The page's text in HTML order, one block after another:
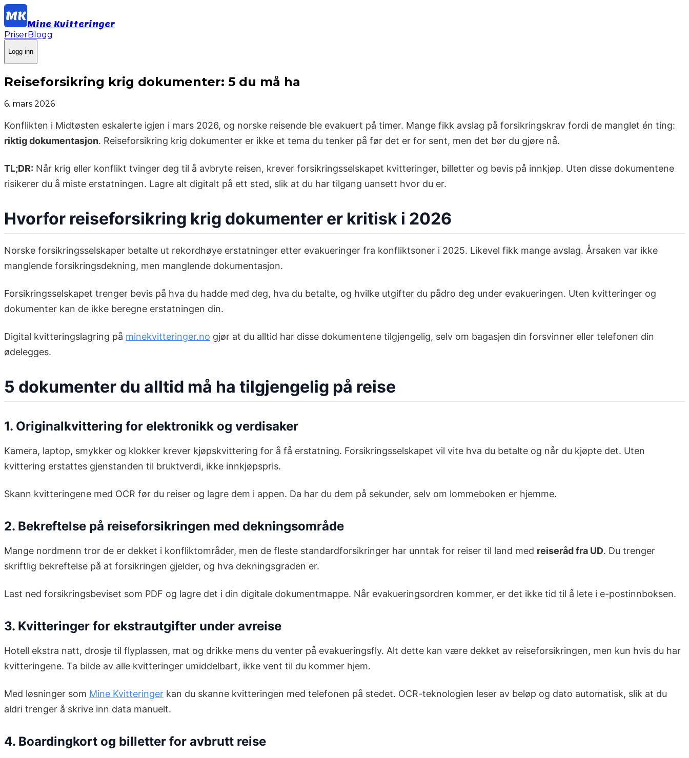
Mine Kvitteringer
PriserBlogg
Logg inn
Reiseforsikring krig dokumenter: 5 du må ha
6. mars 2026
Konflikten i Midtøsten eskalerte igjen i mars 2026, og norske reisende ble evakuert på timer. Mange fikk avslag på forsikringskrav fordi de manglet én ting:
riktig dokumentasjon. Reiseforsikring krig dokumenter er ikke et tema du tenker på før det er for sent, men det bør du gjøre nå.
TL;DR: Når krig eller konflikt tvinger deg til å avbryte reisen, krever forsikringsselskapet kvitteringer, billetter og bevis på innkjøp. Uten disse dokumentene
risikerer du å miste erstatningen. Lagre alt digitalt på ett sted, slik at du har tilgang uansett hvor du er.
Hvorfor reiseforsikring krig dokumenter er kritisk i 2026
Norske forsikringsselskaper betalte ut rekordhøye erstatninger etter evakueringer fra konfliktsoner i 2025. Likevel fikk mange avslag. Årsaken var ikke
manglende forsikringsdekning, men manglende dokumentasjon.
Forsikringsselskapet trenger bevis på hva du hadde med deg, hva du betalte, og hvilke utgifter du pådro deg under evakueringen. Uten kvitteringer og
dokumenter kan de ikke beregne erstatningen din.
Digital kvitteringslagring på minekvitteringer.no gjør at du alltid har disse dokumentene tilgjengelig, selv om bagasjen din forsvinner eller telefonen din
ødelegges.
5 dokumenter du alltid må ha tilgjengelig på reise
1. Originalkvittering for elektronikk og verdisaker
Kamera, laptop, smykker og klokker krever kjøpskvittering for å få erstatning. Forsikringsselskapet vil vite hva du betalte og når du kjøpte det. Uten
kvittering erstattes gjenstanden til bruktverdi, ikke innkjøpspris.
Skann kvitteringene med OCR før du reiser og lagre dem i appen. Da har du dem på sekunder, selv om lommeboken er hjemme.
2. Bekreftelse på reiseforsikringen med dekningsområde
Mange nordmenn tror de er dekket i konfliktområder, men de fleste standardforsikringer har unntak for reiser til land med reiseråd fra UD. Du trenger
skriftlig bekreftelse på at forsikringen gjelder, og hva dekningsgraden er.
Last ned forsikringsbeviset som PDF og lagre det i din digitale dokumentmappe. Når evakueringsordren kommer, er det ikke tid til å lete i e-postinnboksen.
3. Kvitteringer for ekstrautgifter under avreise
Hotell ekstra natt, drosje til flyplassen, mat og drikke mens du venter på evakueringsfly. Alt dette kan være dekket av reiseforsikringen, men kun hvis du har
kvitteringene. Ta bilde av alle kvitteringer umiddelbart, ikke vent til du kommer hjem.
Med løsninger som Mine Kvitteringer kan du skanne kvitteringen med telefonen på stedet. OCR-teknologien leser av beløp og dato automatisk, slik at du
aldri trenger å skrive inn data manuelt.
4. Boardingkort og billetter for avbrutt reise